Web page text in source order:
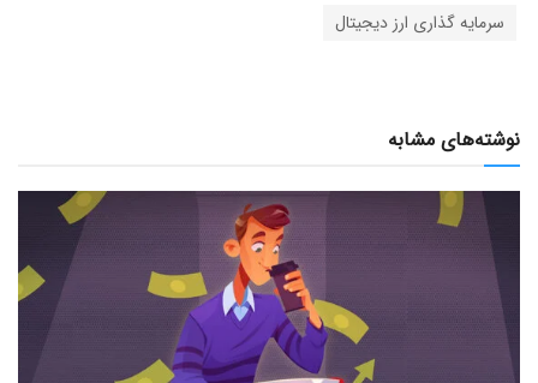
سرمایه گذاری ارز دیجیتال
نوشته‌های مشابه